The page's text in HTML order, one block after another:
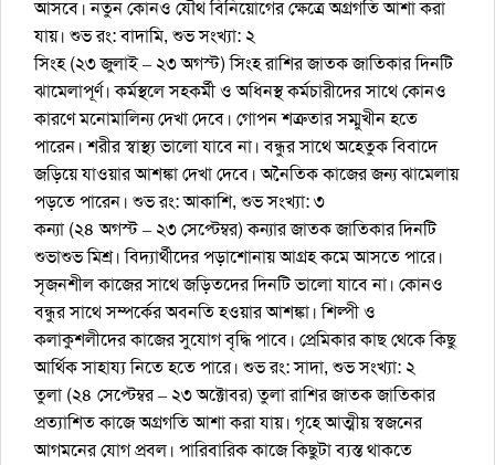
আসবে। নতুন কোনও যৌথ বিনিয়োগের ক্ষেত্রে অগ্রগতি আশা করা
যায়। শুভ রং: বাদামি, শুভ সংখ্যা: ২
সিংহ (২৩ জুলাই – ২৩ অগস্ট) সিংহ রাশির জাতক জাতিকার দিনটি
ঝামেলাপূর্ণ। কর্মস্থলে সহকর্মী ও অধিনস্থ কর্মচারীদের সাথে কোনও
কারণে মনোমালিন্য দেখা দেবে। গোপন শত্রুতার সম্মুখীন হতে
পারেন। শরীর স্বাস্থ্য ভালো যাবে না। বন্ধুর সাথে অহেতুক বিবাদে
জড়িয়ে যাওয়ার আশঙ্কা দেখা দেবে। অনৈতিক কাজের জন্য ঝামেলায়
পড়তে পারেন। শুভ রং: আকাশি, শুভ সংখ্যা: ৩
কন্যা (২৪ অগস্ট – ২৩ সেপ্টেম্বর) কন্যার জাতক জাতিকার দিনটি
শুভাশুভ মিশ্র। বিদ্যার্থীদের পড়াশোনায় আগ্রহ কমে আসতে পারে।
সৃজনশীল কাজের সাথে জড়িতদের দিনটি ভালো যাবে না। কোনও
বন্ধুর সাথে সম্পর্কের অবনতি হওয়ার আশঙ্কা। শিল্পী ও
কলাকুশলীদের কাজের সুযোগ বৃদ্ধি পাবে। প্রেমিকার কাছ থেকে কিছু
আর্থিক সাহায্য নিতে হতে পারে। শুভ রং: সাদা, শুভ সংখ্যা: ২
তুলা (২৪ সেপ্টেম্বর – ২৩ অক্টোবর) তুলা রাশির জাতক জাতিকার
প্রত্যাশিত কাজে অগ্রগতি আশা করা যায়। গৃহে আত্মীয় স্বজনের
আগমনের যোগ প্রবল। পারিবারিক কাজে কিছুটা ব্যস্ত থাকতে